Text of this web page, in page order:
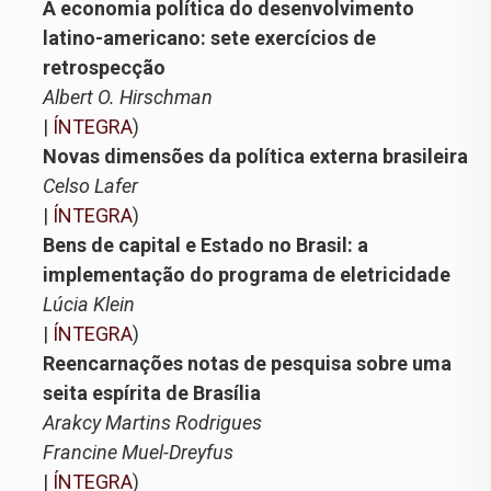
A economia política do desenvolvimento
latino-americano: sete exercícios de
retrospecção
Albert O. Hirschman
| ÍNTEGRA)
Novas dimensões da política externa brasileira
Celso Lafer
| ÍNTEGRA)
Bens de capital e Estado no Brasil: a
implementação do programa de eletricidade
Lúcia Klein
| ÍNTEGRA)
Reencarnações notas de pesquisa sobre uma
seita espírita de Brasília
Arakcy Martins Rodrigues
Francine Muel-Dreyfus
| ÍNTEGRA)